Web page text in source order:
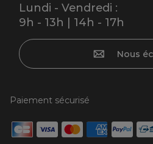
Lundi - Vendredi :
9h - 13h | 14h - 17h
Nous
Paiement sécurisé